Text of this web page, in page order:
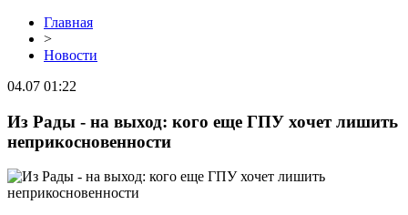
Главная
>
Новости
04.07 01:22
Из Рады - на выход: кого еще ГПУ хочет лишить
неприкосновенности